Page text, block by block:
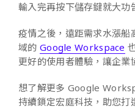
輸入完再按下儲存鍵就大功
疫情之後，遠距需求水漲船
域的 Google Workspace
更好的使用者體驗，讓企業
想了解更多 Google
持續鎖定宏庭科技，助您打